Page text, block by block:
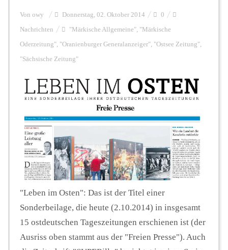
Personalien
FUNKTURM-Beiträge
Seminare
Unterstützen
Von owy Donnerstag, 02. Oktober 2014 0
Nachrichten "Märkische Allgemeine", "Märkische
Oderzeitung", "Oranienburger Generalanzeiger", "Ostsee Zeitung",
"Sächsische Zeitung"
"Leben im Osten": Das ist der Titel einer
Sonderbeilage, die heute (2.10.2014) in insgesamt
15 ostdeutschen Tageszeitungen erschienen ist (der
Ausriss oben stammt aus der "Freien Presse"). Auch